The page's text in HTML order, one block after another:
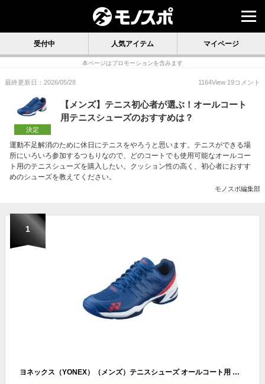
受付中 人気アイテム マイページ
本ページはプロモーションを含みます
最終更新日：2026/05/28 1164View 19コメント
決定
【メンズ】テニス初心者が選ぶ！オールコート
用テニスシューズのおすすめは？
運動不足解消のために休日にテニスをやろうと思います。テニスができる場
所にいろいろ参加するつもりなので、どのコートでも使用可能なオールコー
ト用のテニスシューズを購入したい。クッション性の高く、初心者におすす
めのシューズを教えてください。
モノスポ編集部
1
ヨネックス（YONEX）（メンズ）テニスシューズ オールコート用 パワークッションチーム AC SHTTAC-097 幅3E ユニセックス